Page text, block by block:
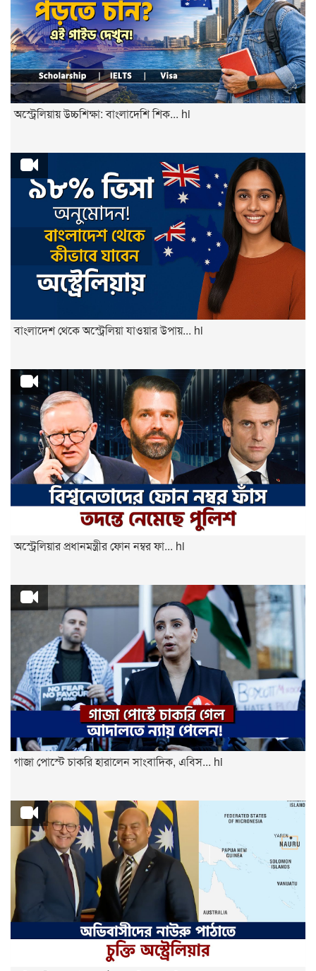
অস্ট্রেলিয়ায় উচ্চশিক্ষা: বাংলাদেশি শিক... hi
বাংলাদেশ থেকে অস্ট্রেলিয়া যাওয়ার উপায়... hi
অস্ট্রেলিয়ার প্রধানমন্ত্রীর ফোন নম্বর ফা... hi
গাজা পোস্টে চাকরি হারালেন সাংবাদিক, এবিস... hi